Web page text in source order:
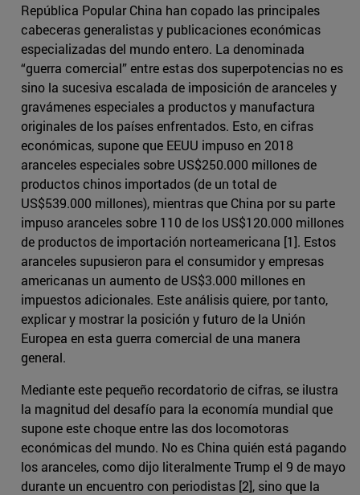
República Popular China han copado las principales
cabeceras generalistas y publicaciones económicas
especializadas del mundo entero. La denominada
“guerra comercial” entre estas dos superpotencias no es
sino la sucesiva escalada de imposición de aranceles y
gravámenes especiales a productos y manufactura
originales de los países enfrentados. Esto, en cifras
económicas, supone que EEUU impuso en 2018
aranceles especiales sobre US$250.000 millones de
productos chinos importados (de un total de
US$539.000 millones), mientras que China por su parte
impuso aranceles sobre 110 de los US$120.000 millones
de productos de importación norteamericana [1]. Estos
aranceles supusieron para el consumidor y empresas
americanas un aumento de US$3.000 millones en
impuestos adicionales. Este análisis quiere, por tanto,
explicar y mostrar la posición y futuro de la Unión
Europea en esta guerra comercial de una manera
general.
Mediante este pequeño recordatorio de cifras, se ilustra
la magnitud del desafío para la economía mundial que
supone este choque entre las dos locomotoras
económicas del mundo. No es China quién está pagando
los aranceles, como dijo literalmente Trump el 9 de mayo
durante un encuentro con periodistas [2], sino que la